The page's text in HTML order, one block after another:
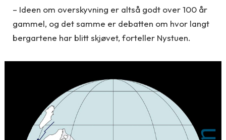
– Ideen om overskyvning er altså godt over 100 år
gammel, og det samme er debatten om hvor langt
bergartene har blitt skjøvet, forteller Nystuen.